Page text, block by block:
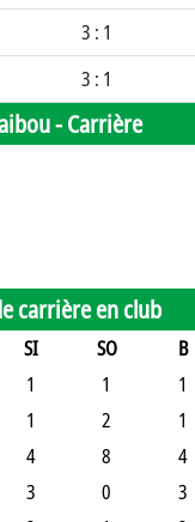
3 : 1
3 : 1
-Carrière
carrière en club
SI SO B
1 1 1
1 2 1
4 8 4
3 0 3